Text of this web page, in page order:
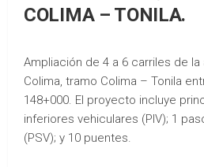
COLIMA – TONILA.
Ampliación de 4 a 6 carriles de la
Colima, tramo Colima – Tonila
148+000. El proyecto incluye
inferiores vehiculares (PIV); 1
(PSV); y 10 puentes.